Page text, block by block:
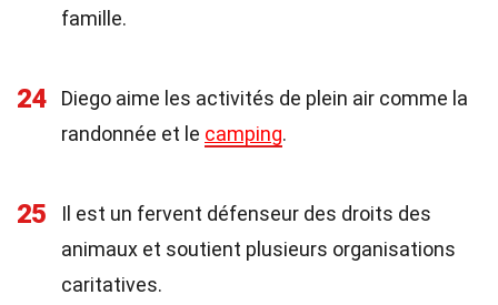
famille.
24
Diego aime les activités de plein air comme la
randonnée et le camping.
25
Il est un fervent défenseur des droits des
animaux et soutient plusieurs organisations
caritatives.